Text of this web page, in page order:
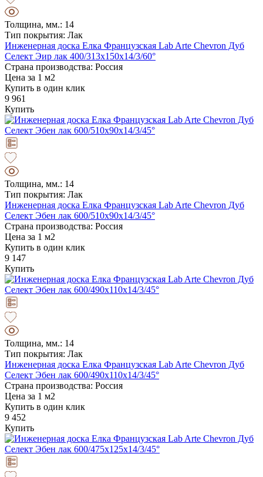
Толщина, мм.: 14
Тип покрытия: Лак
Инженерная доска Елка Французская Lab Arte Chevron Дуб
Селект Эир лак 400/313х150х14/3/60°
Страна производства: Россия
Цена за 1 м2
Купить в один клик
9 961
Купить
Толщина, мм.: 14
Тип покрытия: Лак
Инженерная доска Елка Французская Lab Arte Chevron Дуб
Селект Эбен лак 600/510х90х14/3/45°
Страна производства: Россия
Цена за 1 м2
Купить в один клик
9 147
Купить
Толщина, мм.: 14
Тип покрытия: Лак
Инженерная доска Елка Французская Lab Arte Chevron Дуб
Селект Эбен лак 600/490х110х14/3/45°
Страна производства: Россия
Цена за 1 м2
Купить в один клик
9 452
Купить